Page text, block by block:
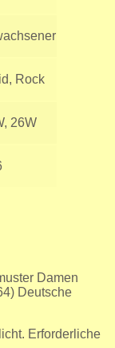
Rock
26W
Damen
Deutsche
Erforderliche